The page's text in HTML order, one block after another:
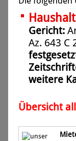
Gericht:
Az. 643 C
weitere
Übersicht